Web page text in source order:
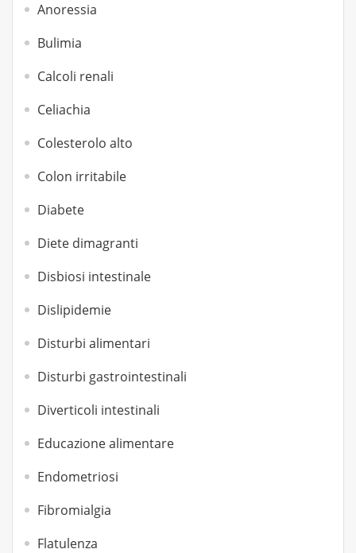
Anoressia
Bulimia
Calcoli renali
Celiachia
Colesterolo alto
Colon irritabile
Diabete
Diete dimagranti
Disbiosi intestinale
Dislipidemie
Disturbi alimentari
Disturbi gastrointestinali
Diverticoli intestinali
Educazione alimentare
Endometriosi
Fibromialgia
Flatulenza